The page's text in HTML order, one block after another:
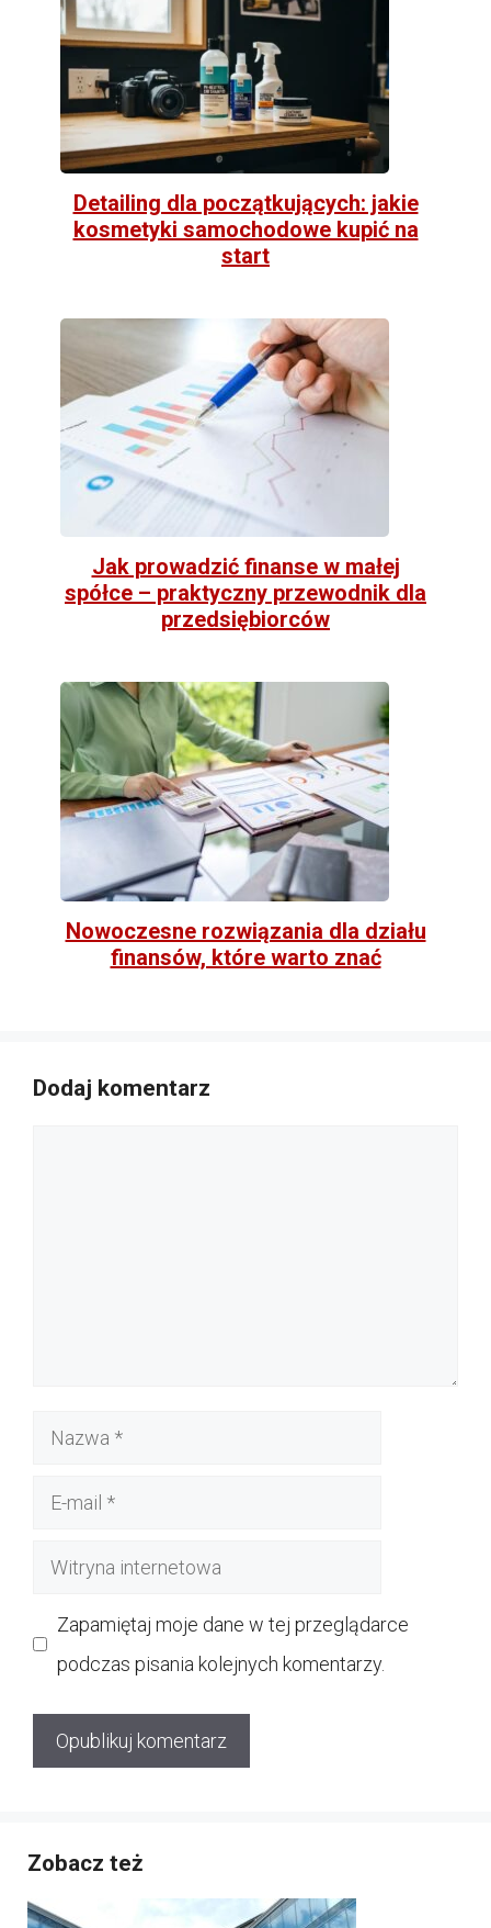
Detailing dla początkujących: jakie
kosmetyki samochodowe kupić na
start
Jak prowadzić finanse w małej
spółce – praktyczny przewodnik dla
przedsiębiorców
Nowoczesne rozwiązania dla działu
finansów, które warto znać
Dodaj komentarz
Nazwa
Witryna
Zapamiętaj moje dane w tej przeglądarce
podczas pisania kolejnych komentarzy.
Zobacz też